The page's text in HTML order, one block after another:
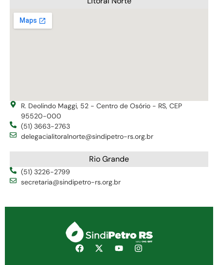
R. Deolindo Maggi, 52 - Centro de Osório - RS, CEP
95520-000
(51) 3663-2763
delegacialitoralnorte@sindipetro-rs.org.br
Rio Grande
(51) 3226-2799
secretaria@sindipetro-rs.org.br